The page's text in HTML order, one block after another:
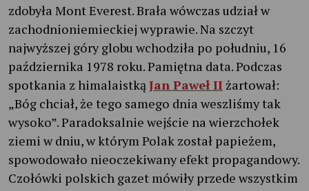
zdobyła Mont Everest. Brała wówczas udział w
zachodnioniemieckiej wyprawie. Na szczyt
najwyższej góry globu wchodziła po południu, 16
października 1978 roku. Pamiętna data. Podczas
spotkania z himalaistką Jan Paweł II żartował:
„Bóg chciał, że tego samego dnia weszliśmy tak
wysoko”. Paradoksalnie wejście na wierzchołek
ziemi w dniu, w którym Polak został papieżem,
spowodowało nieoczekiwany efekt propagandowy.
Czołówki polskich gazet mówiły przede wszystkim